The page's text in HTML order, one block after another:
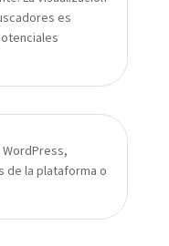
es
de la plataforma o